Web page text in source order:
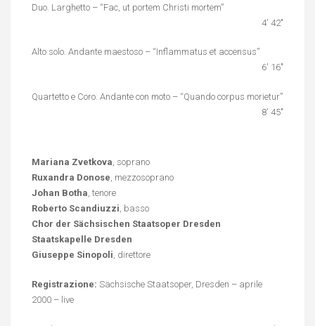
Duo. Larghetto – “Fac, ut portem Christi mortem”
4′ 42″
Alto solo. Andante maestoso – “Inflammatus et accensus”
6′ 16″
Quartetto e Coro. Andante con moto – “Quando corpus morietur”
8′ 45″
Mariana Zvetkova, soprano
Ruxandra Donose, mezzosoprano
Johan Botha, tenore
Roberto Scandiuzzi, basso
Chor der Sächsischen Staatsoper Dresden
Staatskapelle Dresden
Giuseppe Sinopoli, direttore
Registrazione: Sächsische Staatsoper, Dresden – aprile
2000 – live